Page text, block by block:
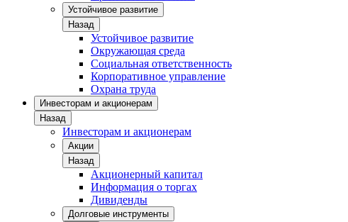
Устойчивое развитие
Назад
Устойчивое развитие
Окружающая среда
Социальная ответственность
Корпоративное управление
Охрана труда
Инвесторам и акционерам
Назад
Инвесторам и акционерам
Акции
Назад
Акционерный капитал
Информация о торгах
Дивиденды
Долговые инструменты